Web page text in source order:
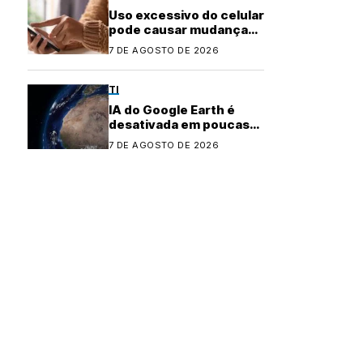
Uso excessivo do celular
pode causar mudanças
físicas no corpo
7 DE AGOSTO DE 2026
TI
IA do Google Earth é
desativada em poucas
horas após controvérsia
7 DE AGOSTO DE 2026